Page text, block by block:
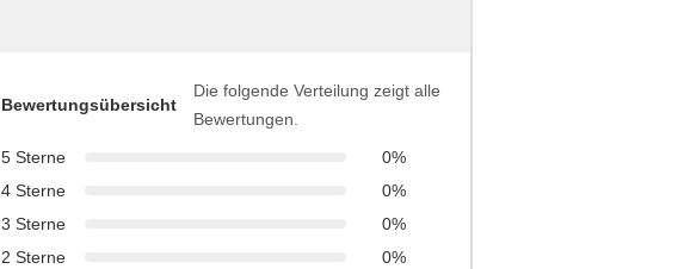
Bewertungsübersicht
Die folgende Verteilung zeigt alle
Bewertungen.
5 Sterne
0%
4 Sterne
0%
3 Sterne
0%
2 Sterne
0%